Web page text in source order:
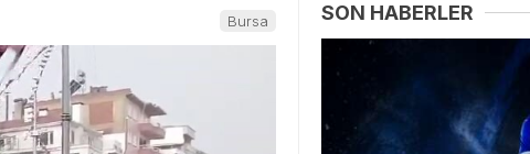
Bursa SON HABERLER